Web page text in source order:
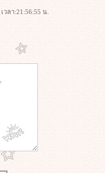
วลา:21:56:55 น.